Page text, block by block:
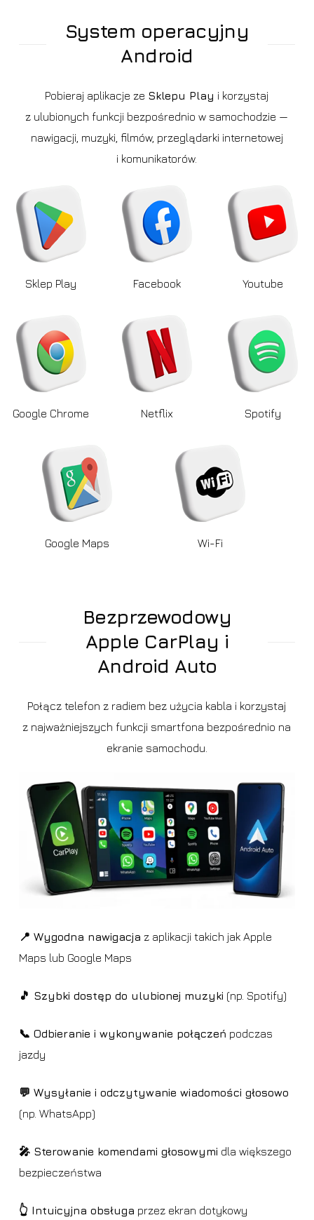
System operacyjny
Android
Pobieraj aplikacje ze Sklepu Play i korzystaj
z ulubionych funkcji bezpośrednio w samochodzie —
nawigacji, muzyki, filmów, przeglądarki internetowej
i komunikatorów.
Sklep Play Facebook Youtube
Google Chrome Netflix Spotify
Google Maps Wi-Fi
Bezprzewodowy
Apple CarPlay i
Android Auto
Połącz telefon z radiem bez użycia kabla i korzystaj
z najważniejszych funkcji smartfona bezpośrednio na
ekranie samochodu.
📍 Wygodna nawigacja z aplikacji takich jak Apple
Maps lub Google Maps
🎵 Szybki dostęp do ulubionej muzyki (np. Spotify)
📞 Odbieranie i wykonywanie połączeń podczas
jazdy
💬 Wysyłanie i odczytywanie wiadomości głosowo
(np. WhatsApp)
🎤 Sterowanie komendami głosowymi dla większego
bezpieczeństwa
👆 Intuicyjna obsługa przez ekran dotykowy